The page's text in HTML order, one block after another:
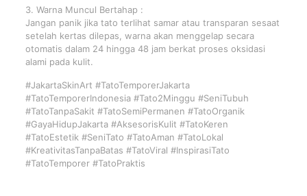
3. Warna Muncul Bertahap :
Jangan panik jika tato terlihat samar atau transparan sesaat
setelah kertas dilepas, warna akan menggelap secara
otomatis dalam 24 hingga 48 jam berkat proses oksidasi
alami pada kulit.
#JakartaSkinArt #TatoTemporerJakarta
#TatoTemporerIndonesia #Tato2Minggu #SeniTubuh
#TatoTanpaSakit #TatoSemiPermanen #TatoOrganik
#GayaHidupJakarta #AksesorisKulit #TatoKeren
#TatoEstetik #SeniTato #TatoAman #TatoLokal
#KreativitasTanpaBatas #TatoViral #InspirasiTato
#TatoTemporer #TatoPraktis